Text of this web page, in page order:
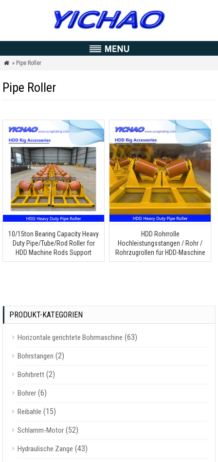
 » Pipe Roller
Pipe Roller
10/15ton Bearing Capacity Heavy
Duty Pipe/Tube/Rod Roller for
HDD Machine Rods Support
HDD Rohrrolle
Hochleistungsstangen / Rohr /
Rohrzugrollen für HDD-Maschine
PRODUKT-KATEGORIEN
Horizontale gerichtete Bohrmaschine (63)
Bohrstangen (2)
Bohrbrett (2)
Bohrer (6)
Reibahle (15)
Schlamm-Motor (52)
Hydraulische Zange (43)